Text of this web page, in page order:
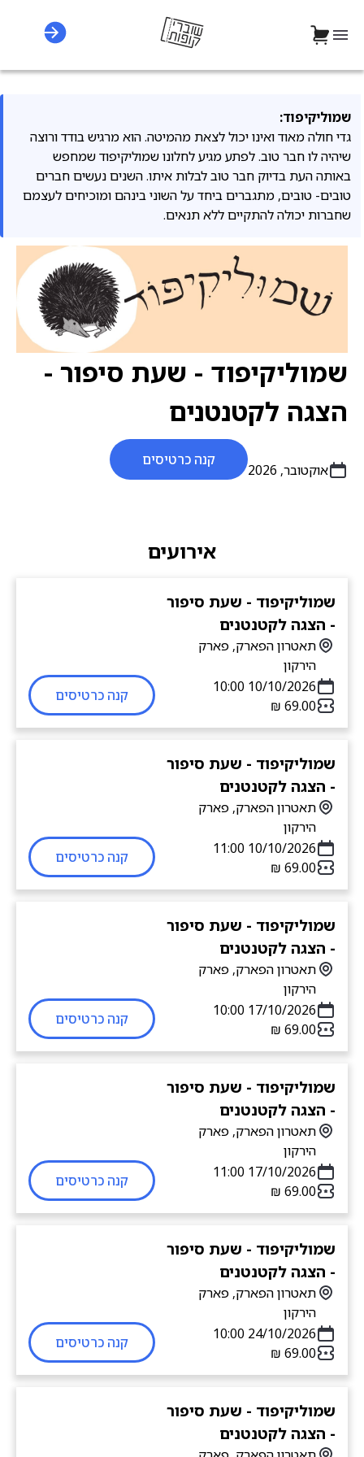
שמוליקיפוד:
גדי חולה מאוד ואינו יכול לצאת מהמיטה. הוא מרגיש בודד ורוצה
שיהיה לו חבר טוב. לפתע מגיע לחלונו שמוליקיפוד שמחפש
באותה העת בדיוק חבר טוב לבלות איתו. השנים נעשים חברים
טובים- טובים, מתגברים ביחד על השוני בינהם ומוכיחים לעצמם
שחברות יכולה להתקיים ללא תנאים.
שמוליקיפוד - שעת סיפור -
הצגה לקטנטנים
אוקטובר, 2026
קנה כרטיסים
אירועים
שמוליקיפוד - שעת סיפור
- הצגה לקטנטנים
תאטרון הפארק, פארק
הירקון
10/10/2026 10:00
קנה כרטיסים
שמוליקיפוד - שעת סיפור
- הצגה לקטנטנים
תאטרון הפארק, פארק
הירקון
10/10/2026 11:00
קנה כרטיסים
שמוליקיפוד - שעת סיפור
- הצגה לקטנטנים
תאטרון הפארק, פארק
הירקון
17/10/2026 10:00
קנה כרטיסים
שמוליקיפוד - שעת סיפור
- הצגה לקטנטנים
תאטרון הפארק, פארק
הירקון
17/10/2026 11:00
קנה כרטיסים
שמוליקיפוד - שעת סיפור
- הצגה לקטנטנים
תאטרון הפארק, פארק
הירקון
24/10/2026 10:00
קנה כרטיסים
שמוליקיפוד - שעת סיפור
- הצגה לקטנטנים